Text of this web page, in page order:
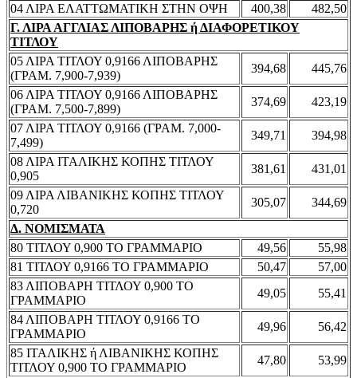
04 ΛΙΡΑ ΕΛΑΤΤΩΜΑΤΙΚΗ ΣΤΗΝ ΟΨΗ
400,38
482,50
Γ. ΛΙΡΑ ΑΓΓΛΙΑΣ ΛΙΠΟΒΑΡΗΣ ή ΔΙΑΦΟΡΕΤΙΚΟΥ
ΤΙΤΛΟΥ
05 ΛΙΡΑ ΤΙΤΛΟΥ 0,9166 ΛΙΠΟΒΑΡΗΣ
(ΓΡΑΜ. 7,900-7,939)
394,68
445,76
06 ΛΙΡΑ ΤΙΤΛΟΥ 0,9166 ΛΙΠΟΒΑΡΗΣ
(ΓΡΑΜ. 7,500-7,899)
374,69
423,19
07 ΛΙΡΑ ΤΙΤΛΟΥ 0,9166 (ΓΡΑΜ. 7,000-
7,499)
349,71
394,98
08 ΛΙΡΑ ΙΤΑΛΙΚΗΣ ΚΟΠΗΣ ΤΙΤΛΟΥ
0,905
381,61
431,01
09 ΛΙΡΑ ΛΙΒΑΝΙΚΗΣ ΚΟΠΗΣ ΤΙΤΛΟΥ
0,720
305,07
344,69
Δ. ΝΟΜΙΣΜΑΤΑ
80 ΤΙΤΛΟΥ 0,900 ΤΟ ΓΡΑΜΜΑΡΙΟ
49,56
55,98
81 ΤΙΤΛΟΥ 0,9166 ΤΟ ΓΡΑΜΜΑΡΙΟ
50,47
57,00
83 ΛΙΠΟΒΑΡΗ ΤΙΤΛΟΥ 0,900 ΤΟ
ΓΡΑΜΜΑΡΙΟ
49,05
55,41
84 ΛΙΠΟΒΑΡΗ ΤΙΤΛΟΥ 0,9166 ΤΟ
ΓΡΑΜΜΑΡΙΟ
49,96
56,42
85 ΙΤΑΛΙΚΗΣ ή ΛΙΒΑΝΙΚΗΣ ΚΟΠΗΣ
ΤΙΤΛΟΥ 0,900 ΤΟ ΓΡΑΜΜΑΡΙΟ
47,80
53,99